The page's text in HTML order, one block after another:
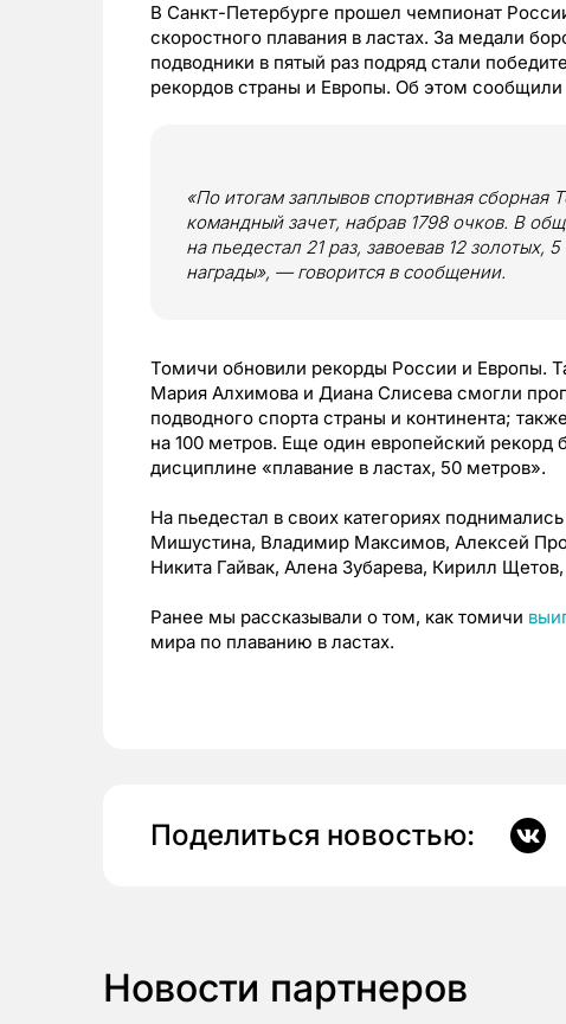
В Санкт-Петербурге прошел чемпионат
скоростного плавания в ластах. За медали
подводники в пятый раз подряд стали
рекордов страны и Европы. Об этом
«По итогам заплывов спортивная сборная
командный зачет, набрав 1798 очков. В
на пьедестал 21 раз, завоевав 12 золотых,
награды», — говорится в сообщении.
Томичи обновили рекорды России и Европы.
Мария Алхимова и Диана Слисева смогли
подводного спорта страны и континента;
на 100 метров. Еще один европейский
дисциплине «плавание в ластах, 50 метров».
На пьедестал в своих категориях
Мишустина, Владимир Максимов, Алексей
Никита Гайвак, Алена Зубарева, Кирилл
Ранее мы рассказывали о том, как томичи
мира по плаванию в ластах.
Поделиться новостью:
Новости партнеров